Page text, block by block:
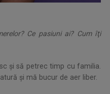
Ce pasiuni ai? Cum îţi
și să petrec timp cu familia.
și mă bucur de aer liber.